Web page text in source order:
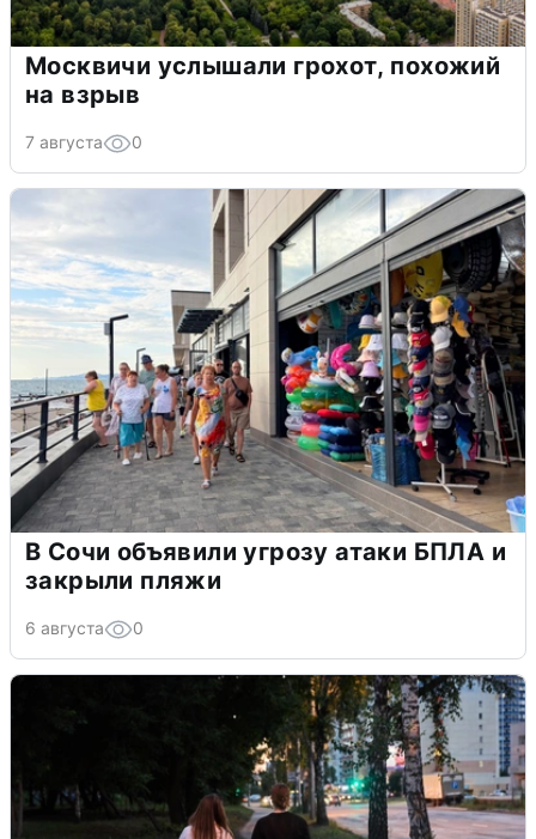
Москвичи услышали грохот, похожий
на взрыв
7 августа 0
В Сочи объявили угрозу атаки БПЛА и
закрыли пляжи
6 августа 0